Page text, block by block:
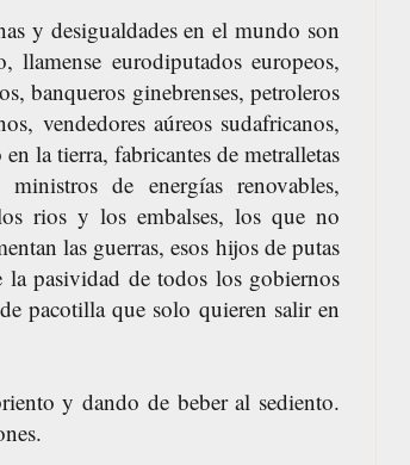
y desigualdades en el mundo son
eurodiputados europeos,
banqueros ginebrenses, petroleros
vendedores aúreos sudafricanos,
la tierra, fabricantes de metralletas
de energías renovables,
rios y los embalses, los que no
las guerras, esos hijos de putas
pasividad de todos los gobiernos
pacotilla que solo quieren salir en
y dando de beber al sediento.